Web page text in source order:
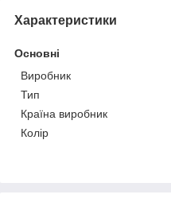
Характеристики
Основні
Виробник
Тип
Країна виробник
Колір